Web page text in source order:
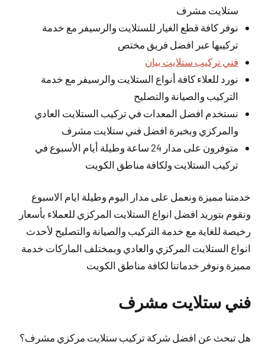
ستلايت مشرف
نوفر كافة قطع الغيار للستلايت والرسيفر مع خدمة
تركيبها عبر افضل فريق مختص
فني تركيب ستلايت بيان
نورد للعلاء كافة أنواع الستلايت والرسيفر مع خدمة
التركيب والصيانة والتصليح
نستخدم افضل المعدات في تركيب الستلايت العادي
والمركزي وبخبرة افضل فني ستلايت مشرف
متوفرون على مدار 24 ساعة وطيلة أيام الأسبوع في
تركيب الستلايت ولكافة مناطق الكويت
خدمتنا مميزة ونعمل على مدار اليوم وطيلة ايام الاسبوع
ونقوم بتوريد افضل انواع الستلايت المركزي للعملاء بأسعار
رخيصة للغاية مع خدمة التركيب والصيانة والتصليح لأحدث
انواع الستلايت المركزي والعادي وبمختلف الماركات خدمة
مميزة ونوفر خدماتنا لكافة مناطق الكويت
فني ستلايت مشرف
هل تبحث عن افضل شركة تركيب ستلايت مركزي مشرف؟